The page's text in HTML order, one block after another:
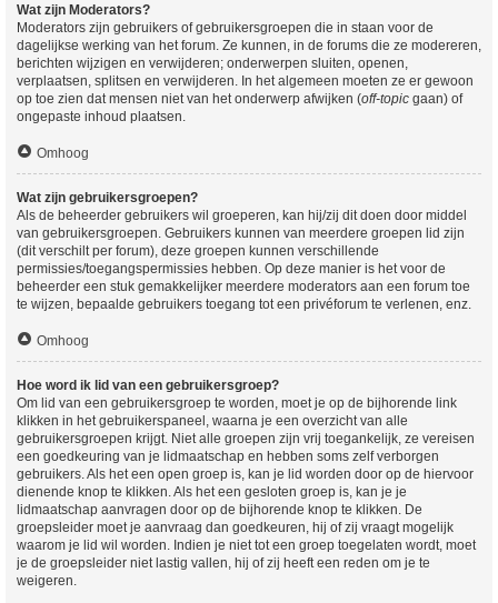
Wat zijn Moderators?
Moderators zijn gebruikers of gebruikersgroepen die in staan voor de
dagelijkse werking van het forum. Ze kunnen, in de forums die ze modereren,
berichten wijzigen en verwijderen; onderwerpen sluiten, openen,
verplaatsen, splitsen en verwijderen. In het algemeen moeten ze er gewoon
op toe zien dat mensen niet van het onderwerp afwijken (off-topic gaan) of
ongepaste inhoud plaatsen.
Omhoog
Wat zijn gebruikersgroepen?
Als de beheerder gebruikers wil groeperen, kan hij/zij dit doen door middel
van gebruikersgroepen. Gebruikers kunnen van meerdere groepen lid zijn
(dit verschilt per forum), deze groepen kunnen verschillende
permissies/toegangspermissies hebben. Op deze manier is het voor de
beheerder een stuk gemakkelijker meerdere moderators aan een forum toe
te wijzen, bepaalde gebruikers toegang tot een privéforum te verlenen, enz.
Omhoog
Hoe word ik lid van een gebruikersgroep?
Om lid van een gebruikersgroep te worden, moet je op de bijhorende link
klikken in het gebruikerspaneel, waarna je een overzicht van alle
gebruikersgroepen krijgt. Niet alle groepen zijn vrij toegankelijk, ze vereisen
een goedkeuring van je lidmaatschap en hebben soms zelf verborgen
gebruikers. Als het een open groep is, kan je lid worden door op de hiervoor
dienende knop te klikken. Als het een gesloten groep is, kan je je
lidmaatschap aanvragen door op de bijhorende knop te klikken. De
groepsleider moet je aanvraag dan goedkeuren, hij of zij vraagt mogelijk
waarom je lid wil worden. Indien je niet tot een groep toegelaten wordt, moet
je de groepsleider niet lastig vallen, hij of zij heeft een reden om je te
weigeren.